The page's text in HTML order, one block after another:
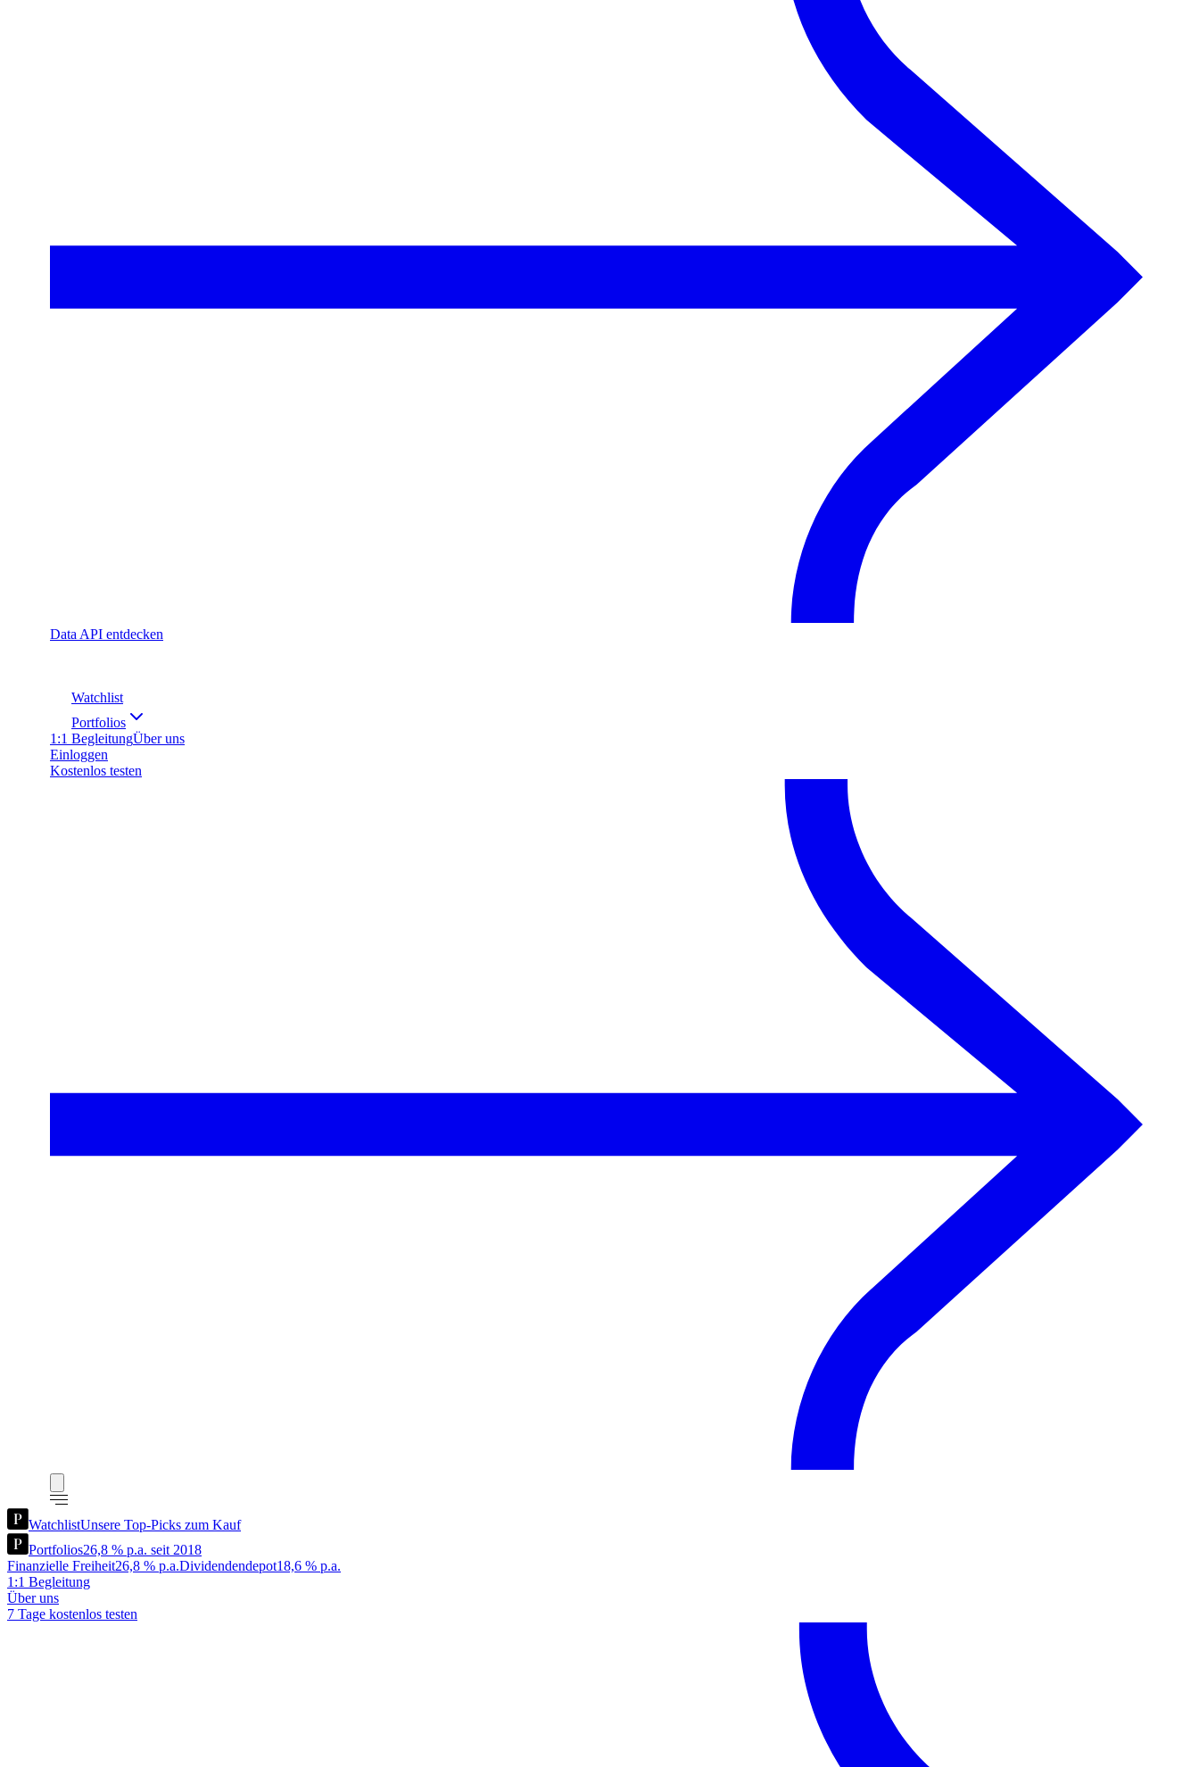
Data API entdecken
Watchlist
Portfolios
1:1 BegleitungÜber uns
Einloggen
Kostenlos testen
WatchlistUnsere Top-Picks zum Kauf
Portfolios26,8 % p.a. seit 2018
Finanzielle Freiheit26,8 % p.a.Dividendendepot18,6 % p.a.
1:1 Begleitung
Über uns
7 Tage kostenlos testen